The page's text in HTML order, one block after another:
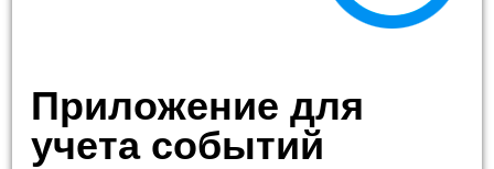
Приложение для
учета событий